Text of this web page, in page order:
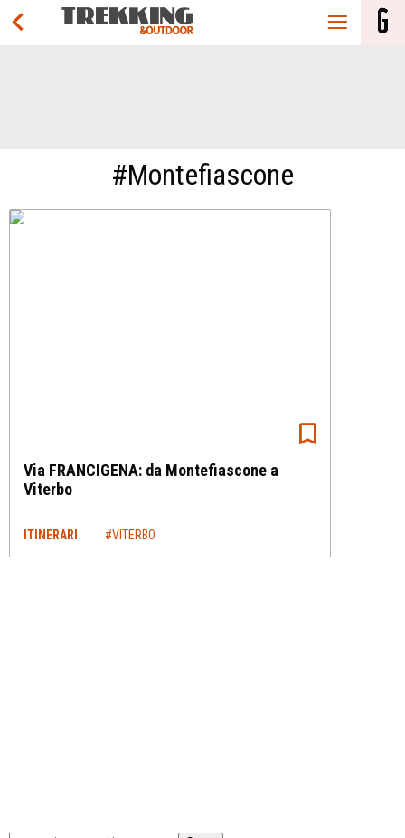
#Montefiascone
Via FRANCIGENA: da Montefiascone a
Viterbo
ITINERARI #VITERBO